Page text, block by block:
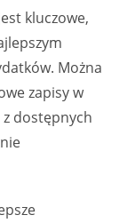
kluczowe,
Można
zapisy w
dostępnych